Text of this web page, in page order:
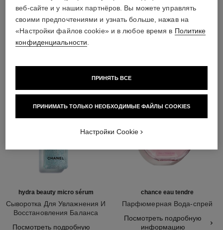
ЕЩЕ БОЛЬШЕ ЛЮБИМЫХ ПРОДУКТОВ
hydra beauty micro sérum
Сыворотка Для Увлажнения И
Восстановления Баланса
Посмотреть подробную
chance eau tendre
Парфюмерная Вода-спрей
Посмотреть подробную
информацию
веб-сайте и у наших партнёров. Вы можете управлять
своими предпочтениями и узнать больше, нажав на
«Настройки файлов cookie» и в любое время в Политике
конфиденциальности
ПРИНИМАТЬ ТОЛЬКО НЕОБХОДИМЫЕ ФАЙЛЫ COOKIES
ПРИНЯТЬ ВСЕ
Настройки Cookie